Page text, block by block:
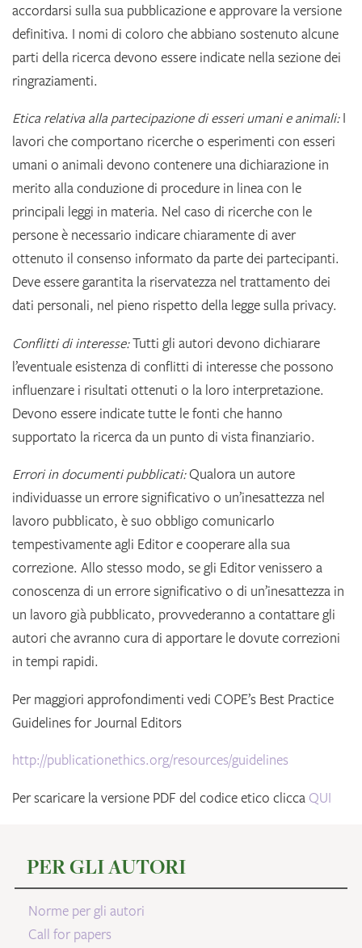
accordarsi sulla sua pubblicazione e approvare la versione
definitiva. I nomi di coloro che abbiano sostenuto alcune
parti della ricerca devono essere indicate nella sezione dei
ringraziamenti.
Etica relativa alla partecipazione di esseri umani e animali:I
lavori che comportano ricerche o esperimenti con esseri
umani o animali devono contenere una dichiarazione in
merito alla conduzione di procedure in linea con le
principali leggi in materia. Nel caso di ricerche con le
persone è necessario indicare chiaramente di aver
ottenuto il consenso informato da parte dei partecipanti.
Deve essere garantita la riservatezza nel trattamento dei
dati personali, nel pieno rispetto della legge sulla privacy.
Conflitti di interesse:Tutti gli autori devono dichiarare
l’eventuale esistenza di conflitti di interesse che possono
influenzare i risultati ottenuti o la loro interpretazione.
Devono essere indicate tutte le fonti che hanno
supportato la ricerca da un punto di vista finanziario.
Errori in documenti pubblicati:Qualora un autore
individuasse un errore significativo o un’inesattezza nel
lavoro pubblicato, è suo obbligo comunicarlo
tempestivamente agli Editor e cooperare alla sua
correzione. Allo stesso modo, se gli Editor venissero a
conoscenza di un errore significativo o di un’inesattezza in
un lavoro già pubblicato, provvederanno a contattare gli
autori che avranno cura di apportare le dovute correzioni
in tempi rapidi.
Per maggiori approfondimenti vedi COPE’s Best Practice
Guidelines for Journal Editors
http://publicationethics.org/resources/guidelines
Per scaricare la versione PDF del codice etico clicca QUI
PER GLI AUTORI
Norme per gli autori
Call for papers